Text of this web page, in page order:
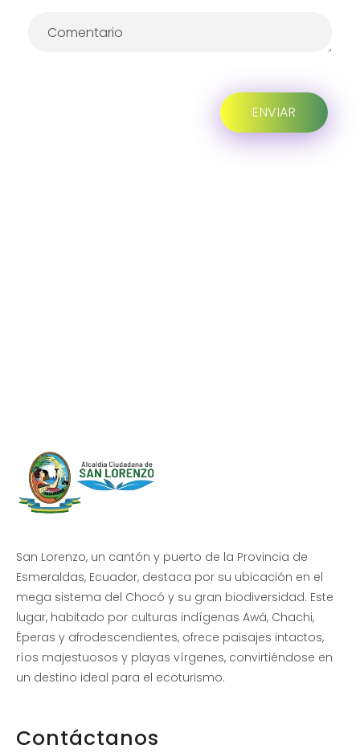
San Lorenzo, un cantón y puerto de la Provincia de
Esmeraldas, Ecuador, destaca por su ubicación en el
mega sistema del Chocó y su gran biodiversidad. Este
lugar, habitado por culturas indígenas Awá, Chachi,
Éperas y afrodescendientes, ofrece paisajes intactos,
ríos majestuosos y playas vírgenes, convirtiéndose en
un destino ideal para el ecoturismo.
Contáctanos